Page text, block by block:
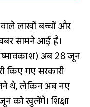
लाखों बच्चों और
सामने आई है।
अब 28 जून
किए गए सरकारी
थे, लेकिन अब नए
को खुलेंगे। शिक्षा